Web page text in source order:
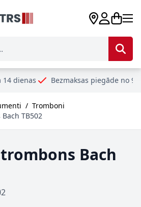
Bezmaksas piegāde no 99€
/ Tromboni
TB502
Bach